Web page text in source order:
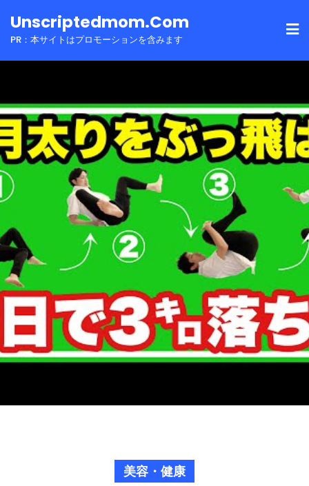
toUnscriptedmom.com
PR：本サイトはプロモーションを含みます
美容・健康